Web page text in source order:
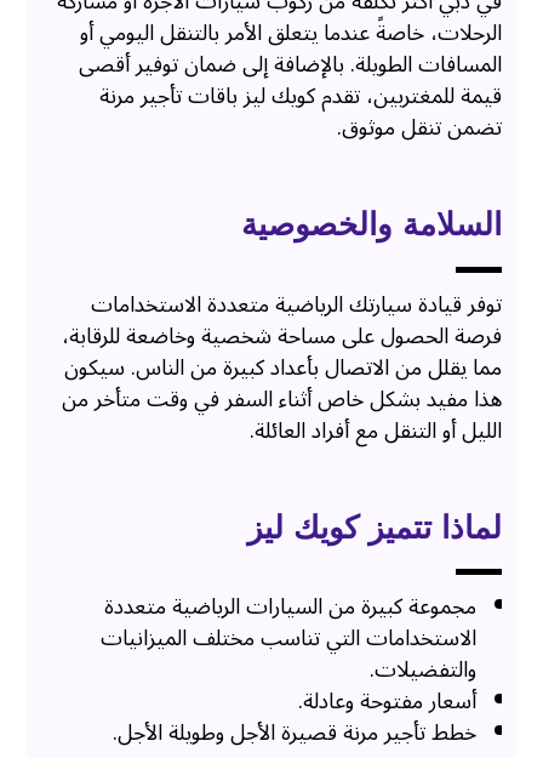
الرحلات، خاصةً عندما يتعلق الأمر بالتنقل اليومي أو
المسافات الطويلة. بالإضافة إلى ضمان توفير أقصى
قيمة للمغتربين، تقدم كويك ليز باقات تأجير مرنة
تضمن تنقل موثوق.
السلامة والخصوصية
توفر قيادة سيارتك الرياضية متعددة الاستخدامات
فرصة الحصول على مساحة شخصية وخاضعة للرقابة،
مما يقلل من الاتصال بأعداد كبيرة من الناس. سيكون
هذا مفيد بشكل خاص أثناء السفر في وقت متأخر من
الليل أو التنقل مع أفراد العائلة.
لماذا تتميز كويك ليز
مجموعة كبيرة من السيارات الرياضية متعددة
الاستخدامات التي تناسب مختلف الميزانيات
والتفضيلات.
أسعار مفتوحة وعادلة.
خطط تأجير مرنة قصيرة الأجل وطويلة الأجل.